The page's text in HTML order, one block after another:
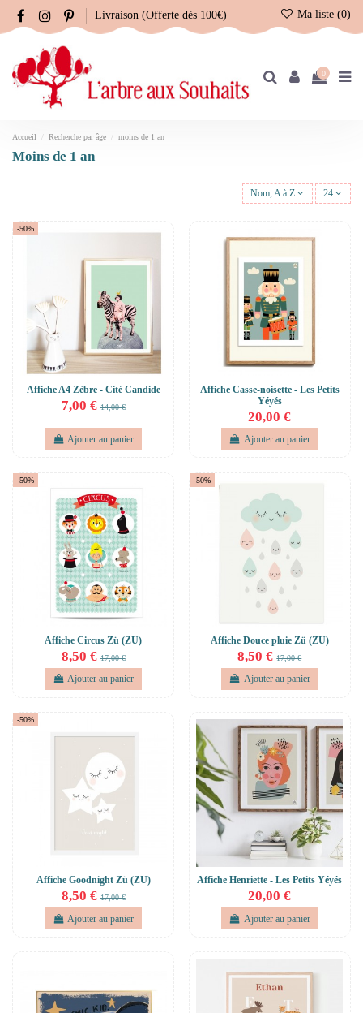
Livraison (Offerte dès 100€) Ma liste (0)
0
Accueil Recherche par âge moins de 1 an
moins de 1 an
Nom, A à Z 24
-50%
Affiche A4 Zèbre - Cité Candide
7,00 €14,00 €
Ajouter au panier
Affiche Casse-noisette - Les Petits
Yéyés
20,00 €
Ajouter au panier
-50%
Affiche Circus Zü (ZU)
8,50 €17,00 €
Ajouter au panier
-50%
Affiche Douce pluie Zü (ZU)
8,50 €17,00 €
Ajouter au panier
-50%
Affiche Goodnight Zü (ZU)
8,50 €17,00 €
Ajouter au panier
Affiche Henriette - Les Petits Yéyés
20,00 €
Ajouter au panier